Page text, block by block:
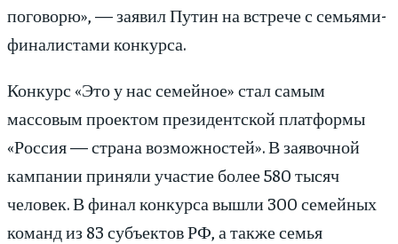
поговорю», — заявил Путин на встрече с семьями-
финалистами конкурса.
Конкурс «Это у нас семейное» стал самым
массовым проектом президентской платформы
«Россия — страна возможностей». В заявочной
кампании приняли участие более 580 тысяч
человек. В финал конкурса вышли 300 семейных
команд из 83 субъектов РФ, а также семья